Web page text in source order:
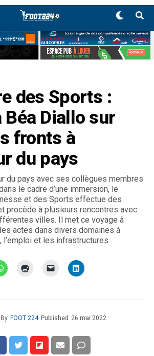
des Sports :
Béa Diallo sur
fronts à
du pays
du pays avec ses collègues membres
le cadre d’une immersion, le
et des Sports effectue des
procède à plusieurs rencontres avec
villes. Il met ce voyage à
actes dans divers domaines à
l’emploi et les infrastructures.
By FOOT 224 Published 26 mai 2022